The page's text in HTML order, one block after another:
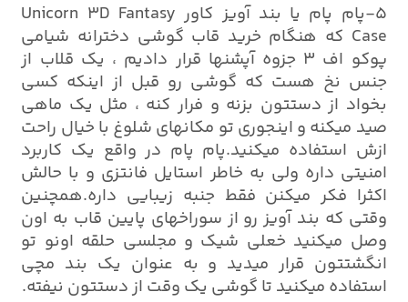
5-پام پام یا بند آویز کاور Unicorn 3D Fantasy
Case که هنگام خرید قاب گوشی دخترانه شیامی
پوکو اف 3 جزوه آپشنها قرار دادیم ، یک قلاب از
جنس نخ هست که گوشی رو قبل از اینکه کسی
بخواد از دستتون بزنه و فرار کنه ، مثل یک ماهی
صید میکنه و اینجوری تو مکانهای شلوغ با خیال راحت
ازش استفاده میکنید.پام پام در واقع یک کاربرد
امنیتی داره ولی به خاطر استایل فانتزی و با حالش
اکثرا فکر میکنن فقط جنبه زیبایی داره.همچنین
وقتی که بند آویز رو از سوراخهای پایین قاب به اون
وصل میکنید خعلی شیک و مجلسی حلقه اونو تو
انگشتتون قرار میدید و به عنوان یک بند مچی
استفاده میکنید تا گوشی یک وقت از دستتون نیفته.